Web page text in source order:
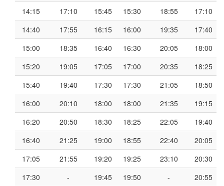
14:15
17:10 15:45 15:30 18:55
17:10
14:40
17:55 16:15 16:00 19:35
17:40
15:00
18:35 16:40 16:30 20:05
18:00
15:20
19:05 17:05 17:00 20:35
18:25
15:40
19:40 17:30 17:30 21:05
18:50
16:00
20:10 18:00 18:00 21:35
19:15
16:20
20:50 18:30 18:25 22:05
19:40
16:40
21:25 19:00 18:55 22:40
20:05
17:05
21:55 19:20 19:25 23:10
20:30
17:30
- 19:45 19:50 -
20:55